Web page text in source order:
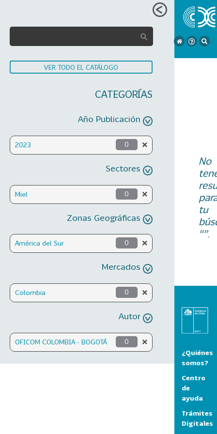
VER TODO EL CATÁLOGO
CATEGORÍAS
Año Publicación
2023 0
Sectores
Miel 0
Zonas Geográficas
América del Sur 0
Mercados
Colombia 0
Autor
OFICOM COLOMBIA - BOGOTÁ 0
No
tu
“”.
¿Quiénes
somos?
Centro
de
ayuda
Trámites
Digitales